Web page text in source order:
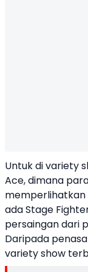
Untuk di variety
Ace, dimana
memperlihatkan
ada Stage
persaingan dari
Daripada
variety show